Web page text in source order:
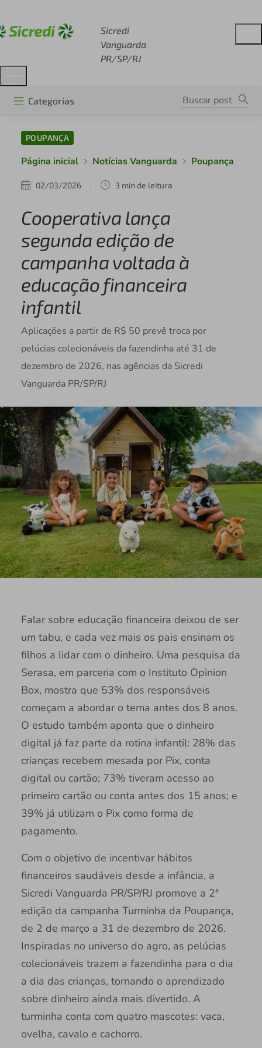
Sicredi
Vanguarda
PR/SP/RJ
Categorias
POUPANÇA
Página inicial Notícias Vanguarda Poupança
02/03/2026 3 min de leitura
Cooperativa lança
segunda edição de
campanha voltada à
educação financeira
infantil
Aplicações a partir de R$ 50 prevê troca por
pelúcias colecionáveis da fazendinha até 31 de
dezembro de 2026, nas agências da Sicredi
Vanguarda PR/SP/RJ
Falar sobre educação financeira deixou de ser
um tabu, e cada vez mais os pais ensinam os
filhos a lidar com o dinheiro. Uma pesquisa da
Serasa, em parceria com o Instituto Opinion
Box, mostra que 53% dos responsáveis
começam a abordar o tema antes dos 8 anos.
O estudo também aponta que o dinheiro
digital já faz parte da rotina infantil: 28% das
crianças recebem mesada por Pix, conta
digital ou cartão; 73% tiveram acesso ao
primeiro cartão ou conta antes dos 15 anos; e
39% já utilizam o Pix como forma de
pagamento.
Com o objetivo de incentivar hábitos
financeiros saudáveis desde a infância, a
Sicredi Vanguarda PR/SP/RJ promove a 2ª
edição da campanha Turminha da Poupança,
de 2 de março a 31 de dezembro de 2026.
Inspiradas no universo do agro, as pelúcias
colecionáveis trazem a fazendinha para o dia
a dia das crianças, tornando o aprendizado
sobre dinheiro ainda mais divertido. A
turminha conta com quatro mascotes: vaca,
ovelha, cavalo e cachorro.